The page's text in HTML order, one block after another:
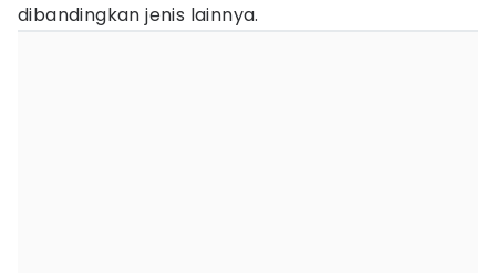
dibandingkan jenis lainnya.